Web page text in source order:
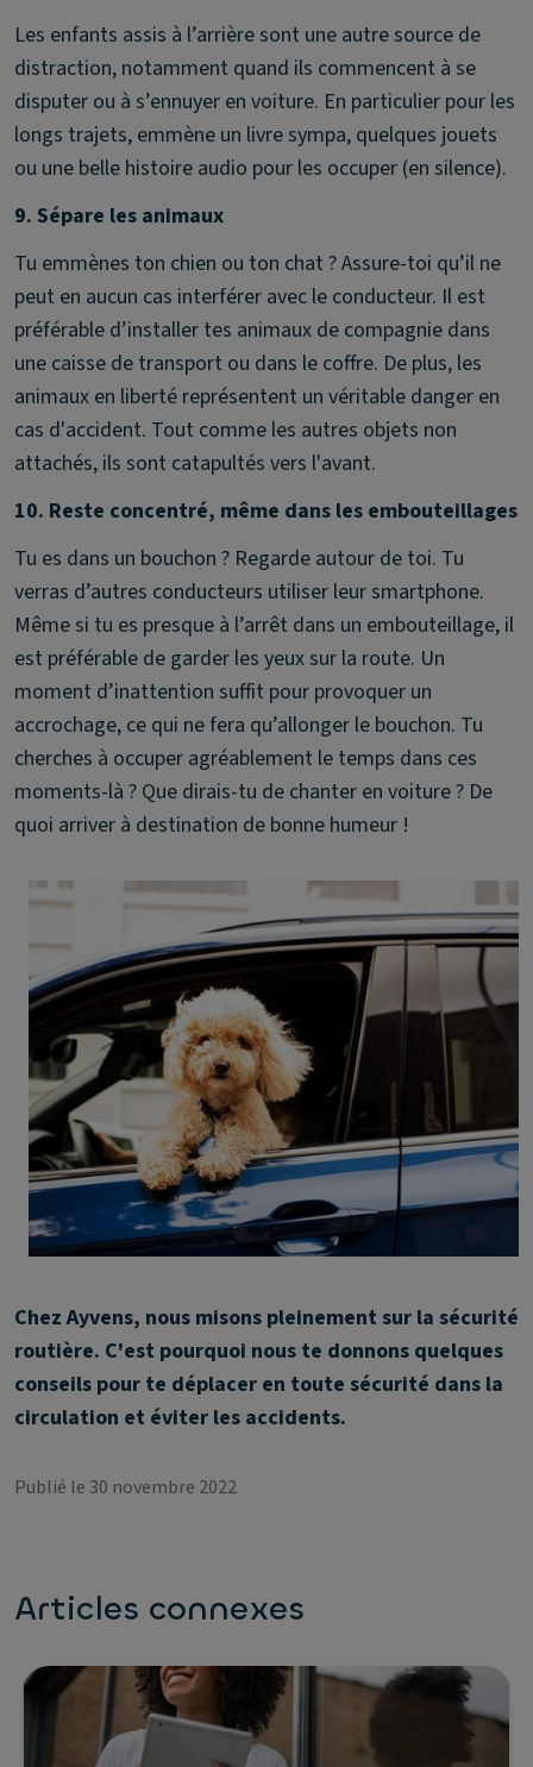
Les enfants assis à l’arrière sont une autre source de
distraction, notamment quand ils commencent à se
disputer ou à s’ennuyer en voiture. En particulier pour les
longs trajets, emmène un livre sympa, quelques jouets
ou une belle histoire audio pour les occuper (en silence).
9. Sépare les animaux
Tu emmènes ton chien ou ton chat ? Assure-toi qu’il ne
peut en aucun cas interférer avec le conducteur. Il est
préférable d’installer tes animaux de compagnie dans
une caisse de transport ou dans le coffre. De plus, les
animaux en liberté représentent un véritable danger en
cas d'accident. Tout comme les autres objets non
attachés, ils sont catapultés vers l'avant.
10. Reste concentré, même dans les embouteillages
Tu es dans un bouchon ? Regarde autour de toi. Tu
verras d’autres conducteurs utiliser leur smartphone.
Même si tu es presque à l’arrêt dans un embouteillage, il
est préférable de garder les yeux sur la route. Un
moment d’inattention suffit pour provoquer un
accrochage, ce qui ne fera qu’allonger le bouchon. Tu
cherches à occuper agréablement le temps dans ces
moments-là ? Que dirais-tu de chanter en voiture ? De
quoi arriver à destination de bonne humeur !
Chez Ayvens, nous misons pleinement sur la sécurité
routière. C'est pourquoi nous te donnons quelques
conseils pour te déplacer en toute sécurité dans la
circulation et éviter les accidents.
Publié le 30 novembre 2022
Articles connexes